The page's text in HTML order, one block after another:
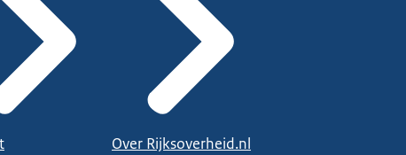
Over Rijksoverheid.nl